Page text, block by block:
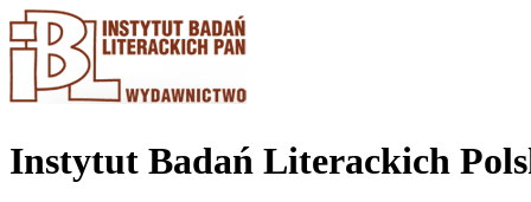
Instytut Badań Literackich